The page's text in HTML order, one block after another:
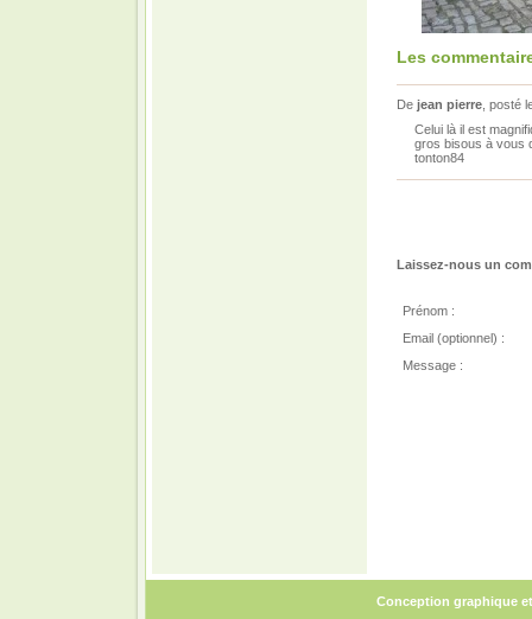
Les
De jean pierre , posté
Celui là il est
gros bisous à vous
tonton84
Laissez-nous un
Prénom :
Email (optionnel) :
Message :
Conception graphique